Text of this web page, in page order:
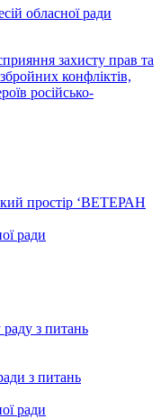
обласної ради
захисту прав та
збройних конфліктів,
російсько-
простір ‘ВЕТЕРАН
ради
з питань
з питань
ради